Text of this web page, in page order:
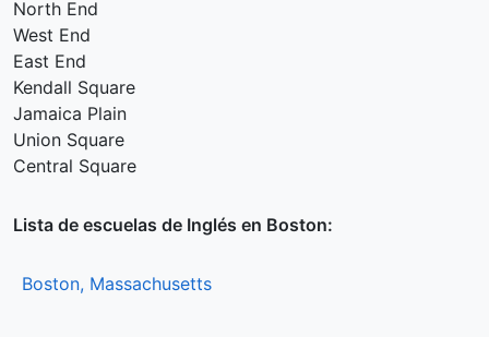
North End
West End
East End
Kendall Square
Jamaica Plain
Union Square
Central Square
Lista de escuelas de Inglés en Boston:
Boston, Massachusetts